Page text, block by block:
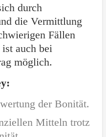
durch
die Vermittlung
Fällen
auch bei
möglich.
der Bonität.
Mitteln trotz